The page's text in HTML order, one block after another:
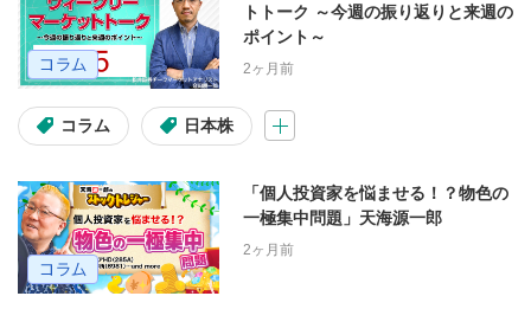
トトーク ～今週の振り返りと来週の
ポイント～
2ヶ月前
コラム 日本株
「個人投資家を悩ませる！？物色の
一極集中問題」天海源一郎
2ヶ月前